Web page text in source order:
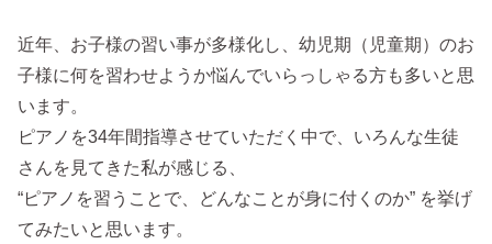
近年、お子様の習い事が多様化し、幼児期（児童期）のお
子様に何を習わせようか悩んでいらっしゃる方も多いと思
います。
ピアノを34年間指導させていただく中で、いろんな生徒
さんを見てきた私が感じる、
“ピアノを習うことで、どんなことが身に付くのか” を挙げ
てみたいと思います。